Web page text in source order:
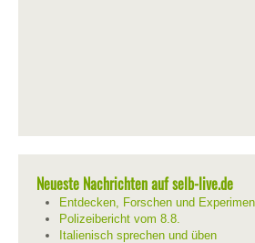
Neueste Nachrichten auf selb-live.de
Entdecken, Forschen und
Polizeibericht vom 8.8.
Italienisch sprechen und üben